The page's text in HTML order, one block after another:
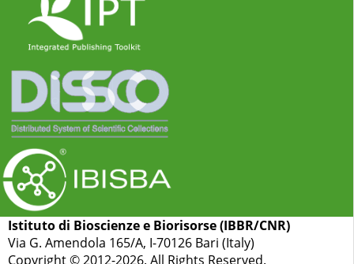
Istituto di Bioscienze e Biorisorse (IBBR/CNR)
Via G. Amendola 165/A, I-70126 Bari (Italy)
Copyright © 2012-2026. All Rights Reserved.